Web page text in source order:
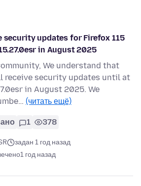
updates for Firefox 115
in August 2025
We understand that
receive security updates until at
in August 2025. We
(читать ещё)
1 378
задан 1 год назад
1 год назад